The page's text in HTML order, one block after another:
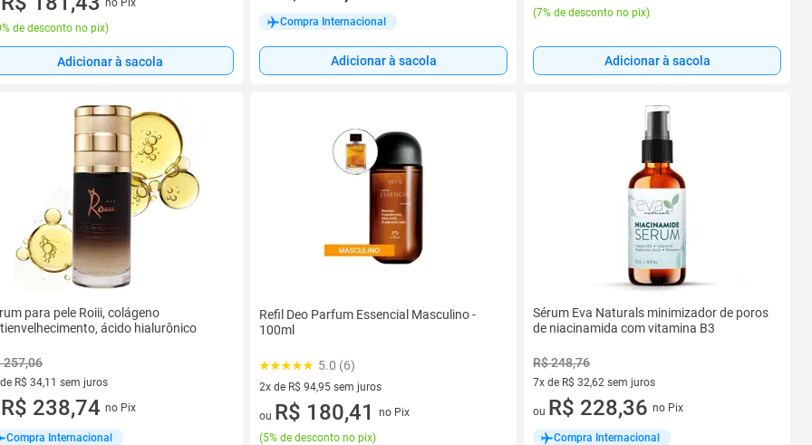
no Pix
de desconto no pix)
Adicionar à sacola
Compra Internacional
Adicionar à sacola
(7% de desconto no pix)
Adicionar à sacola
para pele Roiii, colágeno
ácido hialurônico
257,06
R$ 34,11 sem juros
de R$ 34,11 sem juros
R$ 238,74 no Pix
Compra Internacional
Refil Deo Parfum Essencial Masculino -
100ml
5.0 (6)
2x de R$ 94,95 sem juros
2 vez de R$ 94,95 sem juros
ou R$ 180,41
no Pix
(5% de desconto no pix)
Sérum Eva Naturals minimizador de poros
de niacinamida com vitamina B3
R$ 248,76
7x de R$ 32,62 sem juros
7 vez de R$ 32,62 sem juros
ou R$ 228,36 no Pix
Compra Internacional